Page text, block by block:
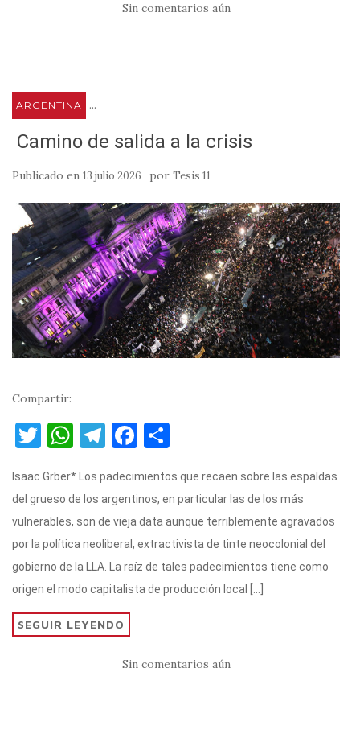
Sin comentarios aún
ARGENTINA ...
Camino de salida a la crisis
Publicado en 13 julio 2026 por Tesis 11
Compartir:
T
it
te
r
W
at
s
A
p
p
T
e
gr
a
m
F
c
e
b
o
o
m
p
ar
ti
r
Isaac Grber* Los padecimientos que recaen sobre las espaldas
del grueso de los argentinos, en particular las de los más
vulnerables, son de vieja data aunque terriblemente agravados
por la política neoliberal, extractivista de tinte neocolonial del
gobierno de la LLA. La raíz de tales padecimientos tiene como
origen el modo capitalista de producción local […]
SEGUIR LEYENDO
Sin comentarios aún